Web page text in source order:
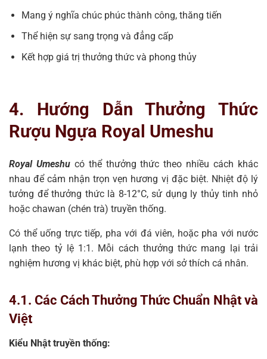
Mang ý nghĩa chúc phúc thành công, thăng tiến
Thể hiện sự sang trọng và đẳng cấp
Kết hợp giá trị thưởng thức và phong thủy
4. Hướng Dẫn Thưởng Thức
Rượu Ngựa Royal Umeshu
Royal Umeshucó thể thưởng thức theo nhiều cách khác
nhau để cảm nhận trọn vẹn hương vị đặc biệt. Nhiệt độ lý
tưởng để thưởng thức là 8-12°C, sử dụng ly thủy tinh nhỏ
hoặc chawan (chén trà) truyền thống.
Có thể uống trực tiếp, pha với đá viên, hoặc pha với nước
lạnh theo tỷ lệ 1:1. Mỗi cách thưởng thức mang lại trải
nghiệm hương vị khác biệt, phù hợp với sở thích cá nhân.
4.1. Các Cách Thưởng Thức Chuẩn Nhật và
Việt
Kiểu Nhật truyền thống: